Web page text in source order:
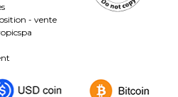
- vente